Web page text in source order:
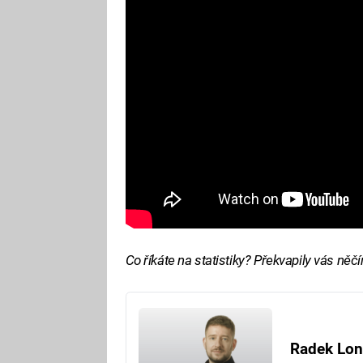
Co říkáte na statistiky? Překvapily vás
Radek